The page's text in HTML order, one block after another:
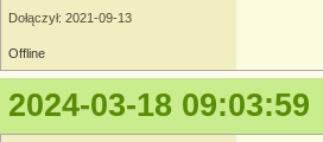
Dołączył: 2021-09-13
Offline
2024-03-18 09:03:59